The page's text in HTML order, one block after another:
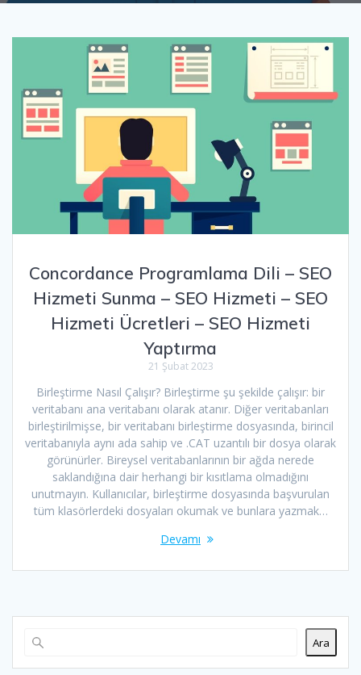
Concordance Programlama Dili – SEO
Hizmeti Sunma – SEO Hizmeti – SEO
Hizmeti Ücretleri – SEO Hizmeti
Yaptırma
21 Şubat 2023
Birleştirme Nasıl Çalışır? Birleştirme şu şekilde çalışır: bir
veritabanı ana veritabanı olarak atanır. Diğer veritabanları
birleştirilmişse, bir veritabanı birleştirme dosyasında, birincil
veritabanıyla aynı ada sahip ve .CAT uzantılı bir dosya olarak
görünürler. Bireysel veritabanlarının bir ağda nerede
saklandığına dair herhangi bir kısıtlama olmadığını
unutmayın. Kullanıcılar, birleştirme dosyasında başvurulan
tüm klasörlerdeki dosyaları okumak ve bunlara yazmak…
Devamı
Ara